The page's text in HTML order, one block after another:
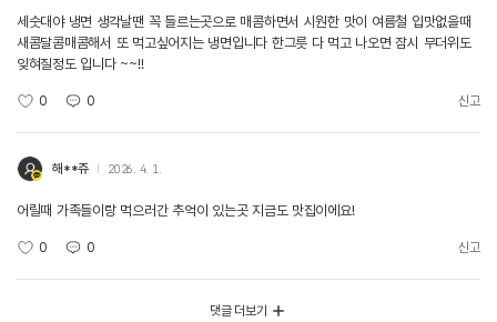
세숫대야 냉면 생각날땐 꼭 들르는곳으로 매콤하면서 시원한 맛이 여름철 입맛없을때
새콤달콤매콤해서 또 먹고싶어지는 냉면입니다 한그릇 다 먹고 나오면 잠시 무더위도
잊혀질정도 입니다 ~~!!
0 0 신고
해**쥬 2026. 4. 1.
어릴때 가족들이랑 먹으러간 추억이 있는곳 지금도 맛집이에요!
0 0 신고
댓글 더보기